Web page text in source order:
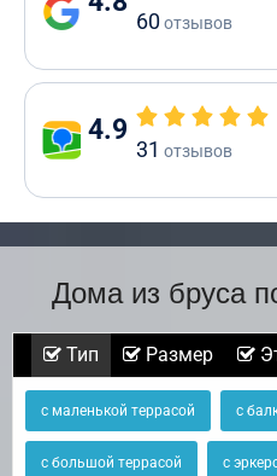
60отзывов
4.9
31 отзывов
Дома из бруса
Тип Размер
с маленькой террасой с
с большой террасой с